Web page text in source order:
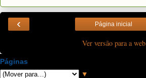
‹ Página inicial
Ver versão para a web
Páginas
▼